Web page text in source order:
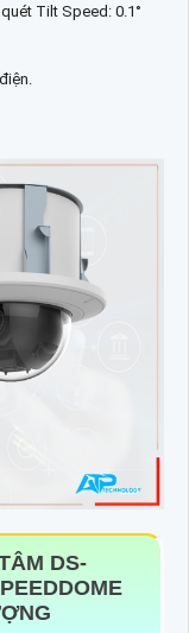
Tilt Speed: 0.1°
DS-